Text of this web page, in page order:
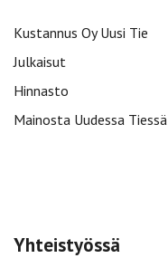
Kustannus Oy Uusi Tie
Julkaisut
Hinnasto
Mainosta Uudessa Tiessä
Yhteistyössä